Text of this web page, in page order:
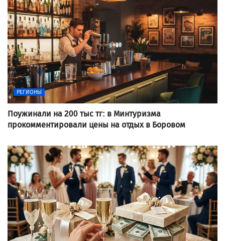
РЕГИОНЫ
Поужинали на 200 тыс тг: в Минтуризма
прокомментировали цены на отдых в Боровом